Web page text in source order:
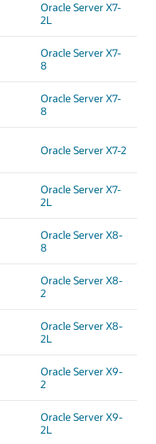
Oracle Server X7-
2L
Oracle Server X7-
8
Oracle Server X7-
8
Oracle Server X7-2
Oracle Server X7-
2L
Oracle Server X8-
8
Oracle Server X8-
2
Oracle Server X8-
2L
Oracle Server X9-
2
Oracle Server X9-
2L